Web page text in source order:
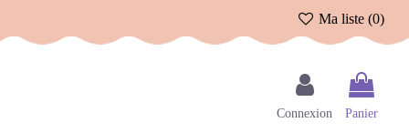
Ma liste (0)
Connexion Panier